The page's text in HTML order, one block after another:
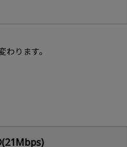
ります。